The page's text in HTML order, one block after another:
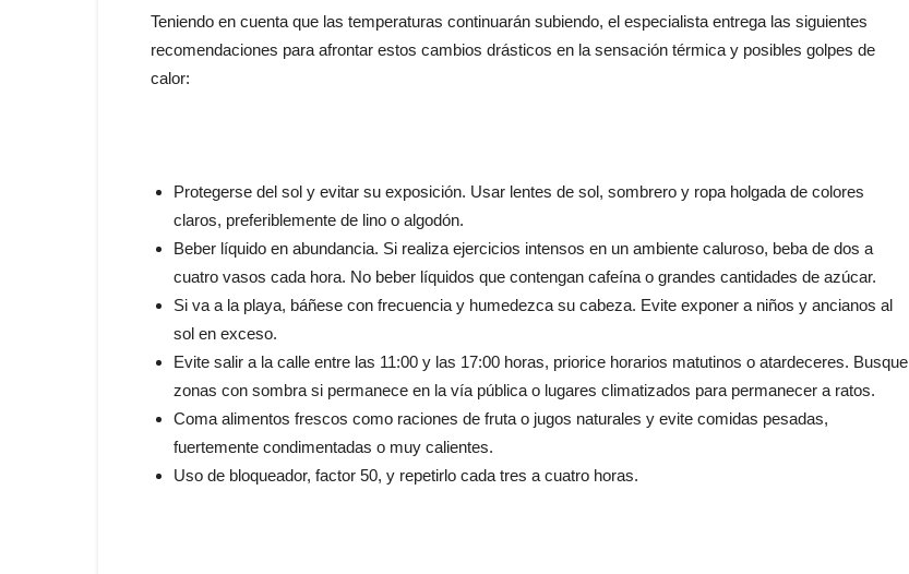
Teniendo en cuenta que las temperaturas continuarán subiendo, el especialista entrega las siguientes
recomendaciones para afrontar estos cambios drásticos en la sensación térmica y posibles golpes de
calor:
Protegerse del sol y evitar su exposición. Usar lentes de sol, sombrero y ropa holgada de colores
claros, preferiblemente de lino o algodón.
Beber líquido en abundancia. Si realiza ejercicios intensos en un ambiente caluroso, beba de dos a
cuatro vasos cada hora. No beber líquidos que contengan cafeína o grandes cantidades de azúcar.
Si va a la playa, báñese con frecuencia y humedezca su cabeza. Evite exponer a niños y ancianos al
sol en exceso.
Evite salir a la calle entre las 11:00 y las 17:00 horas, priorice horarios matutinos o atardeceres. Busque
zonas con sombra si permanece en la vía pública o lugares climatizados para permanecer a ratos.
Coma alimentos frescos como raciones de fruta o jugos naturales y evite comidas pesadas,
fuertemente condimentadas o muy calientes.
Uso de bloqueador, factor 50, y repetirlo cada tres a cuatro horas.